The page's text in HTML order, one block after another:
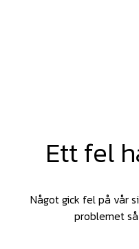
Ett fel
Något gick fel på vår
problemet